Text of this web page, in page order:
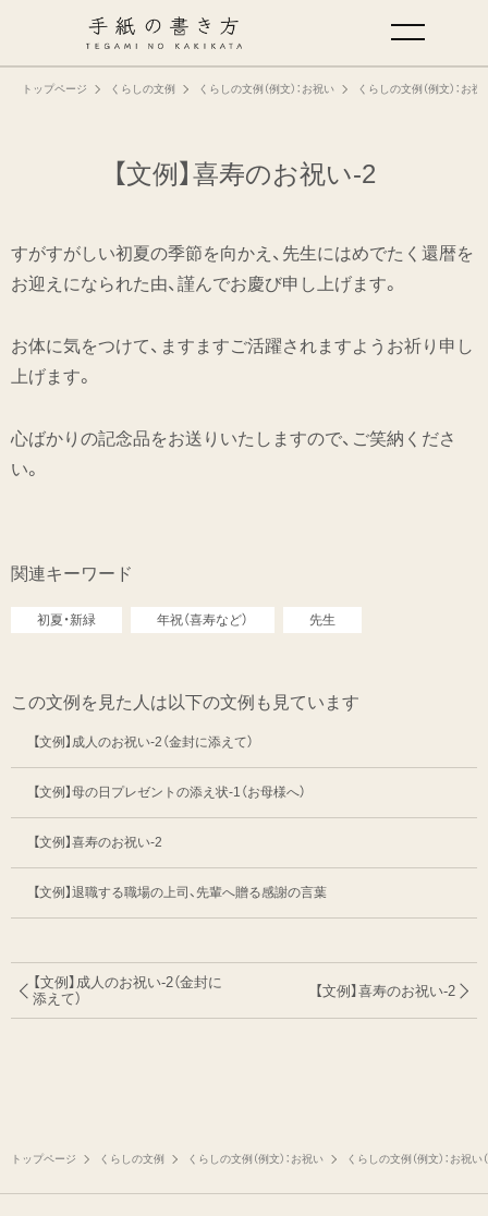
トップページ くらしの文例 くらしの文例（例文）：お祝い くらしの文例（例文）：お祝
【文例】喜寿のお祝い-2
すがすがしい初夏の季節を向かえ、先生にはめでたく還暦を
お迎えになられた由、謹んでお慶び申し上げます。
お体に気をつけて、ますますご活躍されますようお祈り申し
上げます。
心ばかりの記念品をお送りいたしますので、ご笑納くださ
い。
関連キーワード
初夏・新緑 年祝（喜寿など） 先生
この文例を見た人は以下の文例も見ています
【文例】成人のお祝い-2（金封に添えて）
【文例】母の日プレゼントの添え状-1（お母様へ）
【文例】喜寿のお祝い-2
【文例】退職する職場の上司、先輩へ贈る感謝の言葉
【文例】成人のお祝い-2（金封に
添えて）
【文例】喜寿のお祝い-2
トップページ くらしの文例 くらしの文例（例文）：お祝い くらしの文例（例文）：お祝い
手紙の基本
仕事の手紙の書き方
仕事の文例
特集
ミドリオフィシャルサイト